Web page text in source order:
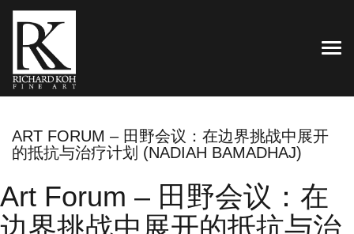
ART FORUM – 田野会议：在边界挑战中展开
的抵抗与治疗计划 (NADIAH BAMADHAJ)
Art Forum – 田野会议：在
边界挑战中展开的抵抗与治